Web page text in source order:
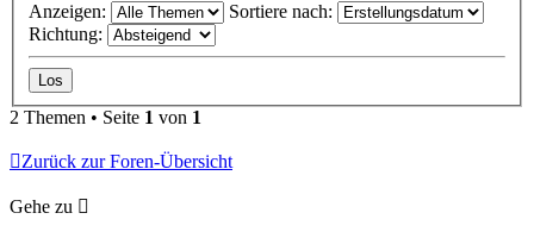
Anzeigen:
Sortiere nach:
Richtung:
2 Themen • Seite 1 von 1
Zurück zur Foren-Übersicht
Gehe zu